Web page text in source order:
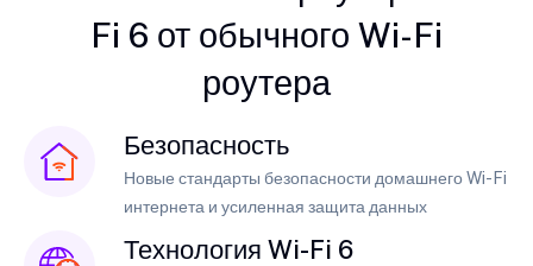
Fi 6 от обычного Wi-Fi
роутера
Безопасность
Новые стандарты безопасности домашнего Wi-Fi
интернета и усиленная защита данных
Технология Wi-Fi 6